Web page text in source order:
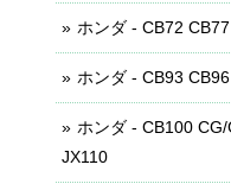
ホンダ - CB72 CB77
ホンダ - CB93 CB96
ホンダ - CB100
JX110